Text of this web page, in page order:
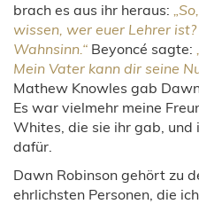
brach es aus ihr heraus:
wissen, wer euer Lehrer
Wahnsinn.“ Beyoncé sagte:
Mein Vater kann dir seine
Mathew Knowles gab
Es war vielmehr meine
Whites, die sie ihr gab,
dafür.
Dawn Robinson gehört zu
ehrlichsten Personen, die